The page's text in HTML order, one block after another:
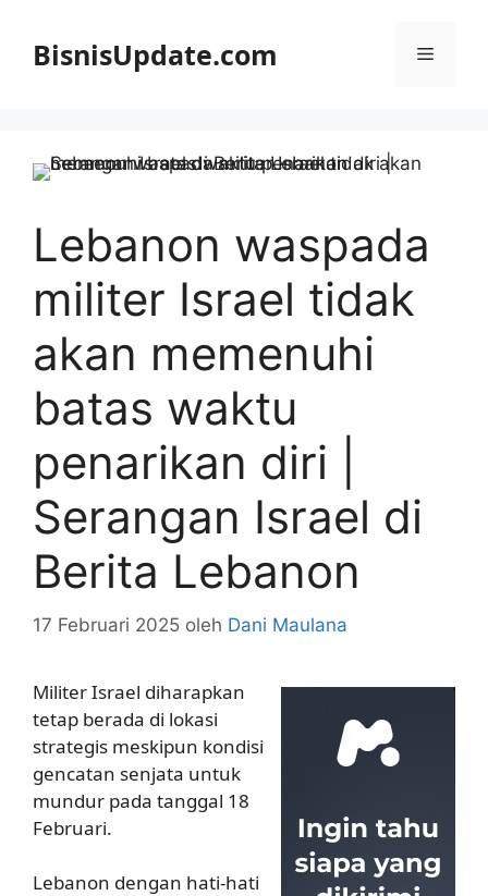
BisnisUpdate.com Menu
Lebanon waspada
militer Israel tidak
akan memenuhi
batas waktu
penarikan diri |
Serangan Israel di
Berita Lebanon
17 Februari 2025 oleh Dani Maulana
Militer Israel diharapkan
tetap berada di lokasi
strategis meskipun kondisi
gencatan senjata untuk
mundur pada tanggal 18
Februari.
Lebanon dengan hati-hati